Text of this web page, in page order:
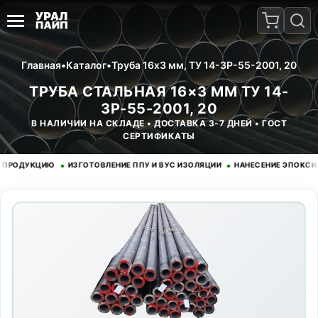
Главная•Каталог•Труба 16x3 мм, ТУ 14-3Р-55-2001, 20
ТРУБА СТАЛЬНАЯ 16×3 ММ ТУ 14-
3Р-55-2001, 20
В НАЛИЧИИ НА СКЛАДЕ • ДОСТАВКА 3-7 ДНЕЙ • ГОСТ
СЕРТИФИКАТЫ
• ИЗГОТОВЛЕНИЕ ППУ И ВУС ИЗОЛЯЦИИ • НАНЕСЕНИЕ